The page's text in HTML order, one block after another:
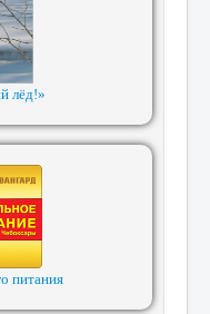
лёд!»
питания